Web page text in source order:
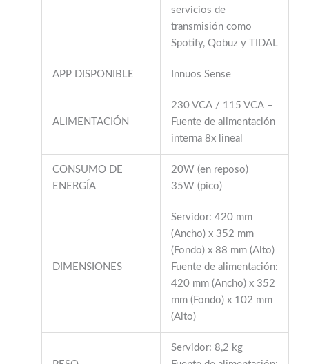
servicios de
transmisión como
Spotify, Qobuz y TIDAL
APP DISPONIBLE Innuos Sense
ALIMENTACIÓN
230 VCA / 115 VCA –
Fuente de alimentación
interna 8x lineal
CONSUMO DE
ENERGÍA
20W (en reposo)
35W (pico)
DIMENSIONES
Servidor: 420 mm
(Ancho) x 352 mm
(Fondo) x 88 mm (Alto)
Fuente de alimentación:
420 mm (Ancho) x 352
mm (Fondo) x 102 mm
(Alto)
Servidor: 8,2 kg